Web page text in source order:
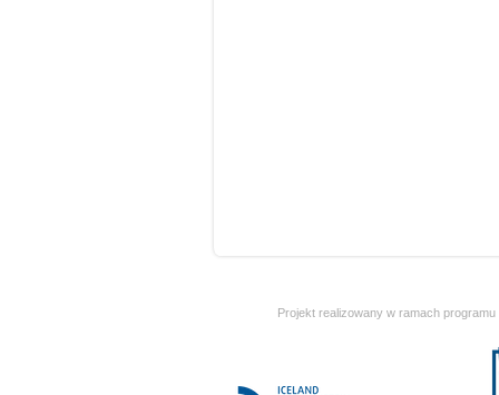
Projekt realizowany w ramach